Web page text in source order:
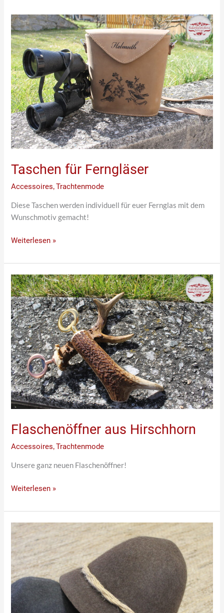
Taschen für Ferngläser
Accessoires,Trachtenmode
Diese Taschen werden individuell für euer Fernglas mit dem
Wunschmotiv gemacht!
Taschen
für
Ferngläser
Weiterlesen »
Flaschenöffner aus Hirschhorn
Accessoires,Trachtenmode
Unsere ganz neuen Flaschenöffner!
Flaschenöffner
aus
Hirschhorn
Weiterlesen »
Melkhut